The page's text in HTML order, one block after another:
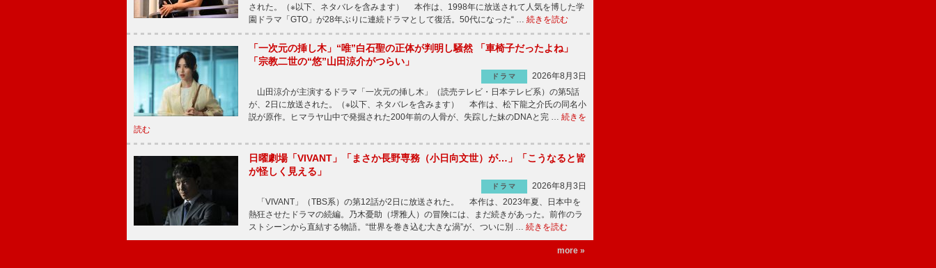
された。（※以下、ネタバレを含みます） 本作は、1998年に放送されて人気を博した学
園ドラマ「GTO」が28年ぶりに連続ドラマとして復活。50代になった“ … 続きを読む
「一次元の挿し木」“唯”白石聖の正体が判明し騒然 「車椅子だったよね」
「宗教二世の“悠”山田涼介がつらい」
ドラマ
2026年8月3日
山田涼介が主演するドラマ「一次元の挿し木」（読売テレビ・日本テレビ系）の第5話
が、2日に放送された。（※以下、ネタバレを含みます） 本作は、松下龍之介氏の同名小
説が原作。ヒマラヤ山中で発掘された200年前の人骨が、失踪した妹のDNAと完 … 続きを
読む
日曜劇場「VIVANT」「まさか長野専務（小日向文世）が…」「こうなると皆
が怪しく見える」
ドラマ
2026年8月3日
「VIVANT」（TBS系）の第12話が2日に放送された。 本作は、2023年夏、日本中を
熱狂させたドラマの続編。乃木憂助（堺雅人）の冒険には、まだ続きがあった。前作のラ
ストシーンから直結する物語。“世界を巻き込む大きな渦”が、ついに別 … 続きを読む
more »